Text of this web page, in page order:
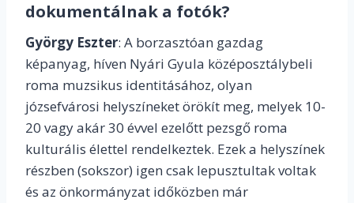
dokumentálnak a fotók?
György Eszter: A borzasztóan gazdag
képanyag, híven Nyári Gyula középosztálybeli
roma muzsikus identitásához, olyan
józsefvárosi helyszíneket örökít meg, melyek 10-
20 vagy akár 30 évvel ezelőtt pezsgő roma
kulturális élettel rendelkeztek. Ezek a helyszínek
részben (sokszor) igen csak lepusztultak voltak
és az önkormányzat időközben már